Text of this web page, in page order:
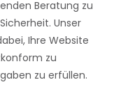
Beratung zu
Unser
Ihre Website
zu
zu erfüllen.